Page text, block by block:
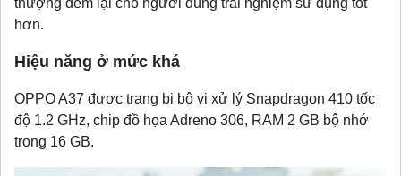
hơn.
Hiệu năng ở mức khá
OPPO A37 được trang bị bộ vi xử lý Snapdragon 410 tốc
độ 1.2 GHz, chip đồ họa Adreno 306, RAM 2 GB bộ nhớ
trong 16 GB.